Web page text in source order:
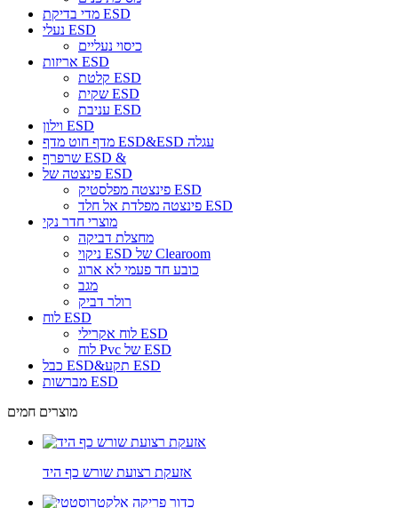
מדי בדיקת ESD
נעלי ESD
כיסוי נעליים
אריזות ESD
קלטת ESD
שקית ESD
עניבת ESD
וילון ESD
מדף חוט מדף ESD&ESD עגלה
שרפרף ESD &
פינצטה של ​​ESD
פינצטה מפלסטיק ESD
פינצטה מפלדת אל חלד ESD
מוצרי חדר נקי
מחצלת דביקה
ניקוי ESD של Clearoom
כובע חד פעמי לא ארוג
מגב
רולר דביק
לוח ESD
לוח אקרילי ESD
לוח Pvc של ESD
כבל ESD&תקע ESD
מברשות ESD
מוצרים חמים
אזעקת רצועת שורש כף היד